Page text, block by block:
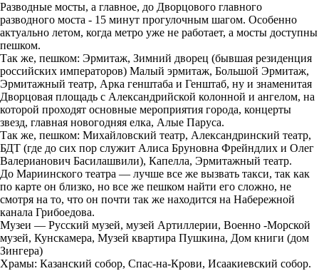
Разводные мосты, а главное, до Дворцового главного
разводного моста - 15 минут прогулочным шагом. Особенно
актуально летом, когда метро уже не работает, а мосты доступны
пешком.
Так же, пешком: Эрмитаж, Зимний дворец (бывшая резиденция
российских императоров) Малый эрмитаж, Большой Эрмитаж,
Эрмитажный театр, Арка генштаба и Генштаб, ну и знаменитая
Дворцовая площадь с Александрийской колонной и ангелом, на
которой проходят основные мероприятия города, концерты
звезд, главная новогодняя елка, Алые Паруса.
Так же, пешком: Михайловский театр, Александринский театр,
БДТ (где до сих пор служит Алиса Бруновна Фрейндлих и Олег
Валерианович Басилашвили), Капелла, Эрмитажный театр.
До Мариинского театра — лучше все же вызвать такси, так как
по карте он близко, но все же пешком найти его сложно, не
смотря на то, что он почти так же находится на Набережной
канала Грибоедова.
Музеи — Русский музей, музей Артиллерии, Военно -Морской
музей, Кунскамера, Музей квартира Пушкина, Дом книги (дом
Зингера)
Храмы: Казанский собор, Спас-на-Крови, Исаакиевский собор.